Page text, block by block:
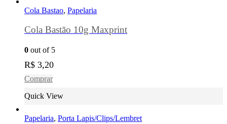
Cola Bastao, Papelaria
Cola Bastão 10g Maxprint
0 out of 5
R$ 3,20
Comprar
Quick View
Papelaria, Porta Lapis/Clips/Lembret